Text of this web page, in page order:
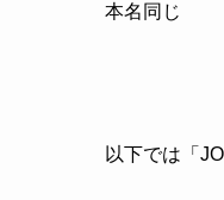
本名同じ
以下では「